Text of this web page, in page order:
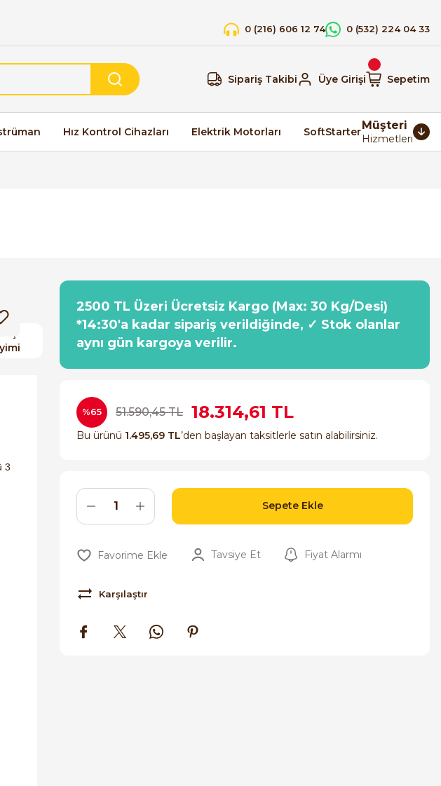
0 (216) 606 12 74 0 (532) 224 04 33
Sipariş Takibi Üye Girişi Sepetim
Hız Kontrol Cihazları Elektrik Motorları SoftStarterMüşteri
Hizmetleri
3
2500 TL Üzeri Ücretsiz Kargo (Max: 30 Kg/Desi)
*14:30'a kadar sipariş verildiğinde, ✓ Stok olanlar
aynı gün kargoya verilir.
%65 51.590,45 TL 18.314,61 TL
Bu ürünü 1.495,69 TL’den başlayan taksitlerle satın alabilirsiniz.
Sepete Ekle
Tavsiye Et Fiyat Alarmı
Karşılaştır